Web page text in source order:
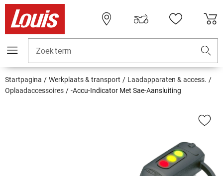
Zoekterm
Startpagina Werkplaats & transport
Laadapparaten & access.
Oplaadaccessoires
-Accu-Indicator Met Sae-Aansluiting